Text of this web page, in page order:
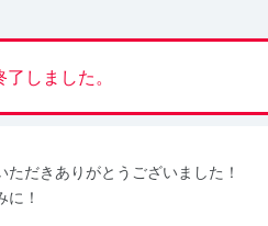
しました。
ただきありがとうございました！
に！